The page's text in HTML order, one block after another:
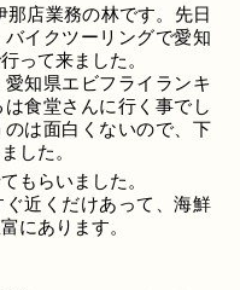
那店業務の林です。先日
イクツーリングで愛知
って来ました。
知県エビフライランキ
食堂さんに行く事でし
のは面白くないので、下
した。
もらいました。
ぐ近くだけあって、海鮮
にあります。